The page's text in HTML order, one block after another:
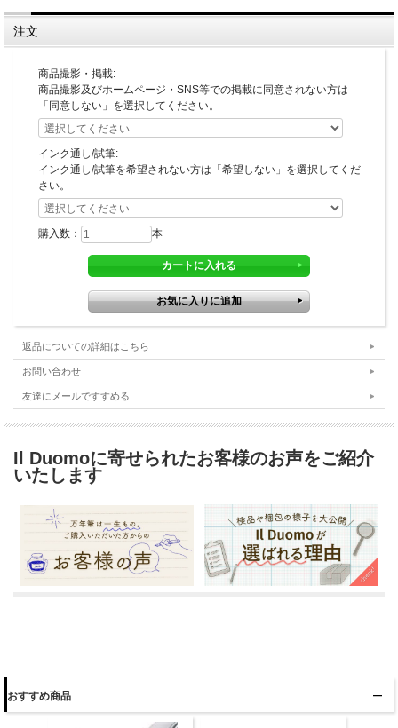
注文
商品撮影・掲載:
商品撮影及びホームページ・SNS等での掲載に同意されない方は
「同意しない」を選択してください。
インク通し/試筆:
インク通し/試筆を希望されない方は「希望しない」を選択してくだ
さい。
購入数： 本
返品についての詳細はこちら
お問い合わせ
友達にメールですすめる
Il Duomoに寄せられたお客様のお声をご紹介
いたします
おすすめ商品